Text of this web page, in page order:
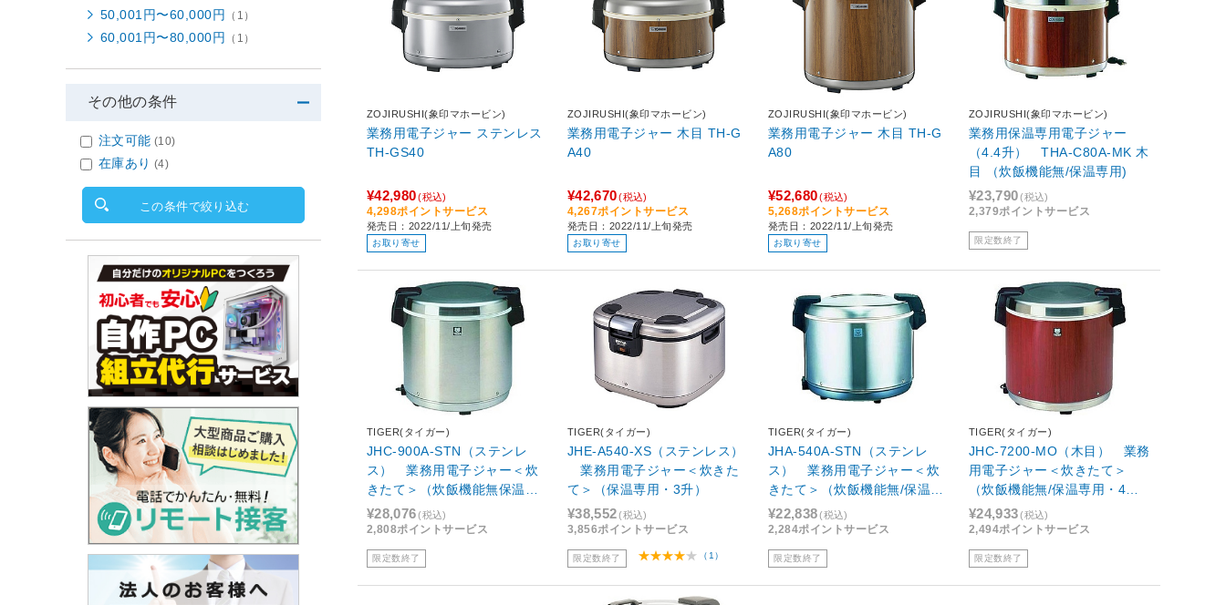
ZOJIRUSHI(象印マホービン)
業務用電子ジャー ステンレス
TH-GS40
¥42,980(税込)
4,298ポイントサービス
発売日：2022/11/上旬発売
お取り寄せ
ZOJIRUSHI(象印マホービン)
業務用電子ジャー 木目 TH-G
A40
¥42,670(税込)
4,267ポイントサービス
発売日：2022/11/上旬発売
お取り寄せ
ZOJIRUSHI(象印マホービン)
業務用電子ジャー 木目 TH-G
A80
¥52,680(税込)
5,268ポイントサービス
発売日：2022/11/上旬発売
お取り寄せ
ZOJIRUSHI(象印マホービン)
業務用保温専用電子ジャー
（4.4升） THA-C80A-MK 木
目 （炊飯機能無/保温専用)
¥23,790(税込)
2,379ポイントサービス
限定数終了
TIGER(タイガー)
JHC-900A-STN（ステンレ
ス） 業務用電子ジャー＜炊
きたて＞（炊飯機能無保温専
用・5升）
¥28,076(税込)
2,808ポイントサービス
限定数終了
TIGER(タイガー)
JHE-A540-XS（ステンレス）
業務用電子ジャー＜炊きた
て＞（保温専用・3升）
¥38,552(税込)
3,856ポイントサービス
限定数終了 （1）
TIGER(タイガー)
JHA-540A-STN（ステンレ
ス） 業務用電子ジャー＜炊
きたて＞（炊飯機能無/保温専
用・3升）
¥22,838(税込)
2,284ポイントサービス
限定数終了
TIGER(タイガー)
JHC-7200-MO（木目） 業務
用電子ジャー＜炊きたて＞
（炊飯機能無/保温専用・4
升）
¥24,933(税込)
2,494ポイントサービス
限定数終了
50,001円〜60,000円 （1）
60,001円〜80,000円 （1）
その他の条件
注文可能 (10)
在庫あり (4)
この条件で絞り込む